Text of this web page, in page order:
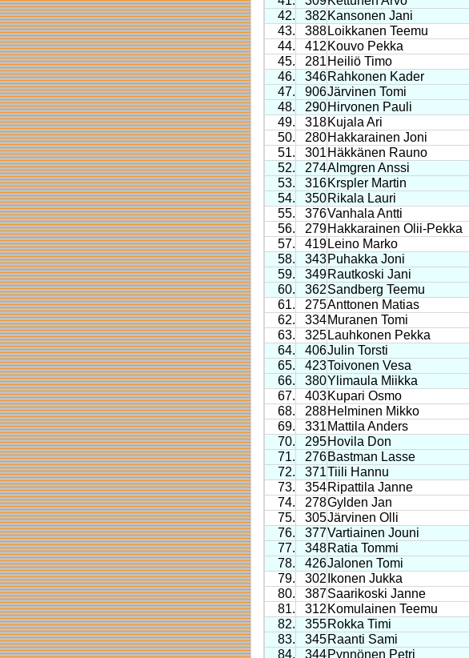
42.
382 Kansonen Jani
43.
388 Loikkanen Teemu
44.
412 Kouvo Pekka
45.
281 Heiliö Timo
46.
346Rahkonen Kader
47.
906Järvinen Tomi
48.
290Hirvonen Pauli
49.
318Kujala Ari
50.
280Hakkarainen Joni
51.
301 Häkkänen Rauno
52.
274Almgren Anssi
53.
316Krspler Martin
54.
350Rikala Lauri
55.
376Vanhala Antti
56.
279Hakkarainen Olii-Pekka
57.
419 Leino Marko
58.
343Puhakka Joni
59.
349Rautkoski Jani
60.
362Sandberg Teemu
61.
275Anttonen Matias
62.
334Muranen Tomi
63.
325 Lauhkonen Pekka
64.
406Julin Torsti
65.
423Toivonen Vesa
66.
380Ylimaula Miikka
67.
403Kupari Osmo
68.
288Helminen Mikko
69.
331 Mattila Anders
70.
295Hovila Don
71.
276Bastman Lasse
72.
371Tiili Hannu
73.
354Ripattila Janne
74.
278Gylden Jan
75.
305Järvinen Olli
76.
377Vartiainen Jouni
77.
348Ratia Tommi
78.
426Jalonen Tomi
79.
302 Ikonen Jukka
80.
387Saarikoski Janne
81.
312 Komulainen Teemu
82.
355Rokka Timi
83.
345Raanti Sami
84.
344Pynnönen Petri